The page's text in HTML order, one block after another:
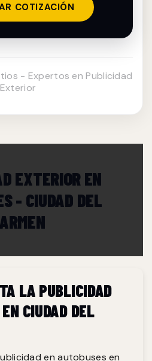
COTIZACIÓN
- Expertos en Publicidad
Exterior
EXTERIOR EN
- CIUDAD DEL
LA PUBLICIDAD
CIUDAD DEL
en autobuses en